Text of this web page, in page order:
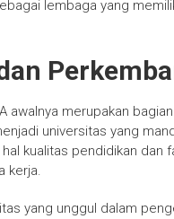
lembaga yang
awalnya merupakan bagian
universitas yang
kualitas pendidikan
kerja.
yang unggul dalam